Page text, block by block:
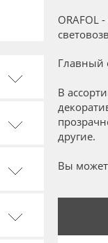
ORAFOL
Главный
В
другие.
Вы